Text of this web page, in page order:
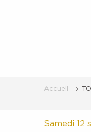
Accueil
Samedi 12